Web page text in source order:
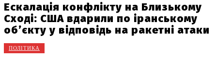
Ескалація конфлікту на Близькому
Сході: США вдарили по іранському
об’єкту у відповідь на ракетні атаки
ПОЛІТИКА